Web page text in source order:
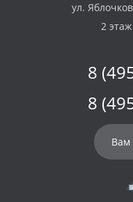
ул.
2
8
8
Вам